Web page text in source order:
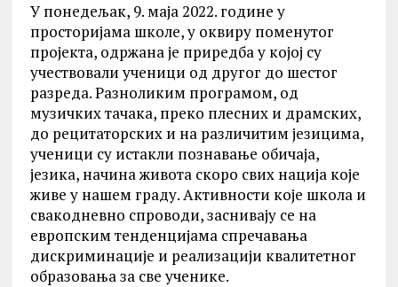
У понедељак, 9. маја 2022. године у
просторијама школе, у оквиру поменутог
пројекта, одржана је приредба у којој су
учествовали ученици од другог до шестог
разреда. Разноликим програмом, од
музичких тачака, преко плесних и драмских,
до рецитаторских и на различитим језицима,
ученици су истакли познавање обичаја,
језика, начина живота скоро свих нација које
живе у нашем граду. Активности које школа и
свакодневно спроводи, заснивају се на
европским тенденцијама спречавања
дискриминације и реализацији квалитетног
образовања за све ученике.